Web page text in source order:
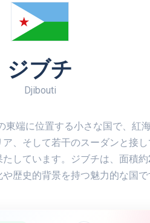
ジブチ
Djibouti
東端に位置する小さな国で、紅
、そして若干のスーダンと接
しています。ジブチは、面積
歴史的背景を持つ魅力的な国